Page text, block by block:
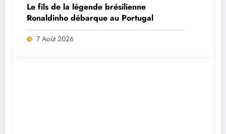
Le fils de la légende brésilienne
Ronaldinho débarque au Portugal
7 Août 2026